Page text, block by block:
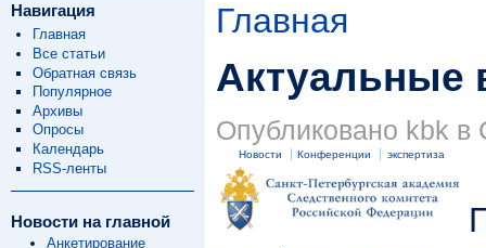
Навигация
Главная
Все статьи
Обратная связь
Популярное
Архивы
Опросы
Календарь
RSS-ленты
Новости на главной
Анкетирование
Главная
Актуальные
Опубликовано kbk в
Новости Конференции экспертиза